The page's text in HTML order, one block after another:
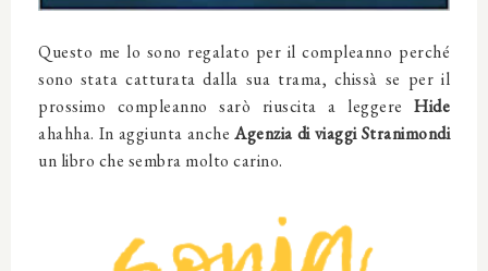
Questo me lo sono regalato per il compleanno perché
sono stata catturata dalla sua trama, chissà se per il
prossimo compleanno sarò riuscita a leggere Hide
ahahha. In aggiunta anche Agenzia di viaggi Stranimondi
un libro che sembra molto carino.